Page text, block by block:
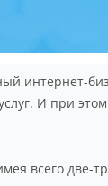
интернет-
И при
всего две-